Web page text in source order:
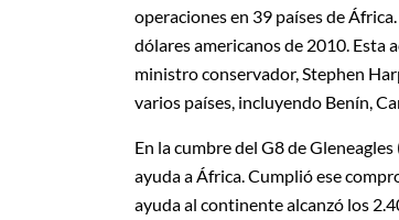
operaciones en 39 países de
dólares americanos de 2010. Esta
ministro conservador, Stephen
varios países, incluyendo Benín,
En la cumbre del G8 de
ayuda a África. Cumplió ese
ayuda al continente alcanzó los